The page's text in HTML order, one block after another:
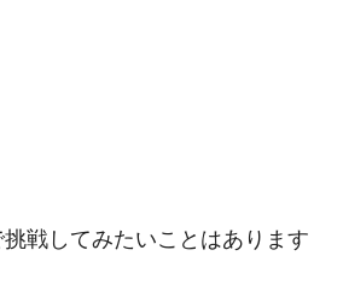
戦してみたいことはあります